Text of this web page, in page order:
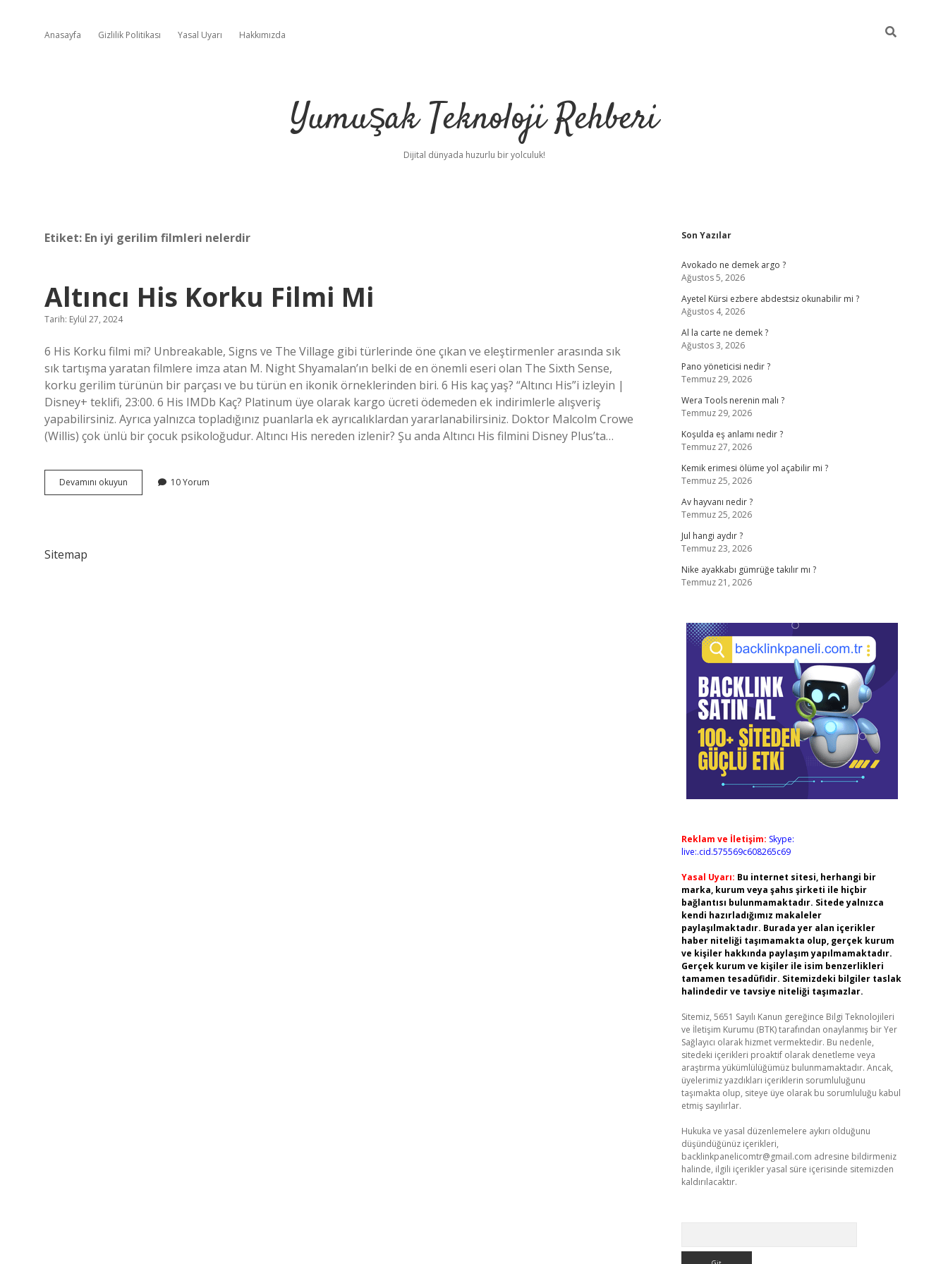
Anasayfa Gizlilik Politikası Yasal Uyarı Hakkımızda
Yumuşak Teknoloji Rehberi
Dijital dünyada huzurlu bir yolculuk!
Etiket: En iyi gerilim filmleri nelerdir
Altıncı His Korku Filmi Mi
Tarih: Eylül 27, 2024
6 His Korku filmi mi? Unbreakable, Signs ve The Village gibi türlerinde öne çıkan ve eleştirmenler arasında sık
sık tartışma yaratan filmlere imza atan M. Night Shyamalan’ın belki de en önemli eseri olan The Sixth Sense,
korku gerilim türünün bir parçası ve bu türün en ikonik örneklerinden biri. 6 His kaç yaş? “Altıncı His”i izleyin |
Disney+ teklifi, 23:00. 6 His IMDb Kaç? Platinum üye olarak kargo ücreti ödemeden ek indirimlerle alışveriş
yapabilirsiniz. Ayrıca yalnızca topladığınız puanlarla ek ayrıcalıklardan yararlanabilirsiniz. Doktor Malcolm Crowe
(Willis) çok ünlü bir çocuk psikoloğudur. Altıncı His nereden izlenir? Şu anda Altıncı His filmini Disney Plus’ta…
Devamını okuyun
His
10 Yorum
Sitemap
Sidebar
Son Yazılar
Avokado ne demek argo ?
Ağustos 5, 2026
Ayetel Kürsi ezbere abdestsiz okunabilir mi ?
Ağustos 4, 2026
Al la carte ne demek ?
Ağustos 3, 2026
Pano yöneticisi nedir ?
Temmuz 29, 2026
Wera Tools nerenin malı ?
Temmuz 29, 2026
Koşulda eş anlamı nedir ?
Temmuz 27, 2026
Kemik erimesi ölüme yol açabilir mi ?
Temmuz 25, 2026
Av hayvanı nedir ?
Temmuz 25, 2026
Jul hangi aydır ?
Temmuz 23, 2026
Nike ayakkabı gümrüğe takılır mı ?
Temmuz 21, 2026
Reklam ve İletişim: Skype:
live:.cid.575569c608265c69
Yasal Uyarı: Bu internet sitesi, herhangi bir
marka, kurum veya şahıs şirketi ile hiçbir
bağlantısı bulunmamaktadır. Sitede yalnızca
kendi hazırladığımız makaleler
paylaşılmaktadır. Burada yer alan içerikler
haber niteliği taşımamakta olup, gerçek kurum
ve kişiler hakkında paylaşım yapılmamaktadır.
Gerçek kurum ve kişiler ile isim benzerlikleri
tamamen tesadüfidir. Sitemizdeki bilgiler taslak
halindedir ve tavsiye niteliği taşımazlar.
Sitemiz, 5651 Sayılı Kanun gereğince Bilgi Teknolojileri
ve İletişim Kurumu (BTK) tarafından onaylanmış bir Yer
Sağlayıcı olarak hizmet vermektedir. Bu nedenle,
sitedeki içerikleri proaktif olarak denetleme veya
araştırma yükümlülüğümüz bulunmamaktadır. Ancak,
üyelerimiz yazdıkları içeriklerin sorumluluğunu
taşımakta olup, siteye üye olarak bu sorumluluğu kabul
etmiş sayılırlar.
Hukuka ve yasal düzenlemelere aykırı olduğunu
düşündüğünüz içerikleri,
backlinkpanelicomtr@gmail.com adresine bildirmeniz
halinde, ilgili içerikler yasal süre içerisinde sitemizden
kaldırılacaktır.